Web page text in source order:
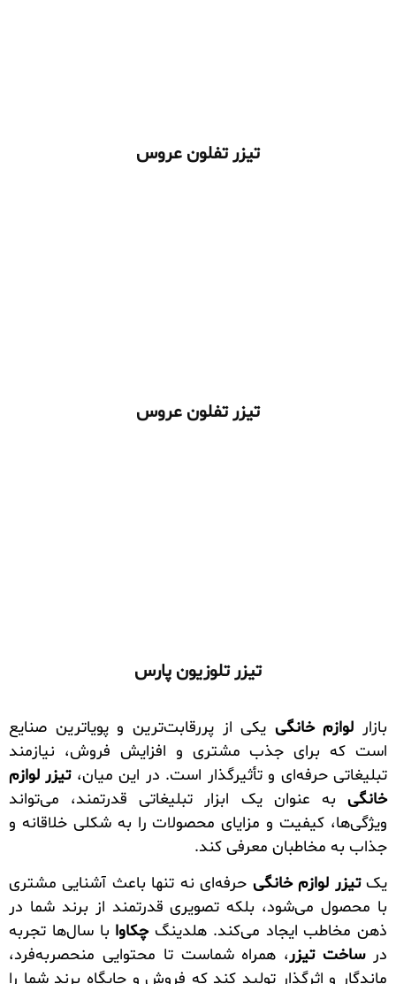
تیزر تفلون عروس
تیزر تفلون عروس
تیزر تلوزیون پارس
بازار لوازم خانگی یکی از پررقابت‌ترین و پویاترین صنایع
است که برای جذب مشتری و افزایش فروش، نیازمند
تبلیغاتی حرفه‌ای و تأثیرگذار است. در این میان،تیزر لوازم
خانگی به عنوان یک ابزار تبلیغاتی قدرتمند، می‌تواند
ویژگی‌ها، کیفیت و مزایای محصولات را به شکلی خلاقانه و
جذاب به مخاطبان معرفی کند.
یکتیزر لوازم خانگی حرفه‌ای نه تنها باعث آشنایی مشتری
با محصول می‌شود، بلکه تصویری قدرتمند از برند شما در
ذهن مخاطب ایجاد می‌کند. هلدینگچکاوا با سال‌ها تجربه
درساخت تیزر، همراه شماست تا محتوایی منحصر‌به‌فرد،
ماندگار و اثرگذار تولید کند که فروش و جایگاه برند شما را